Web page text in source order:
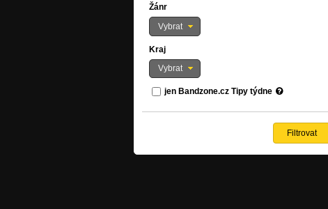
Žánr
Vybrat
Kraj
Vybrat
jen Bandzone.cz Tipy týdne